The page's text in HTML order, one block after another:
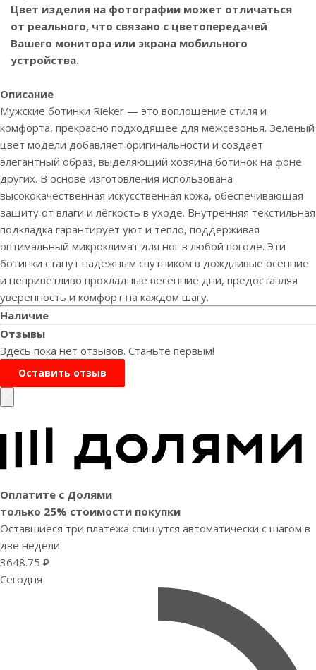
Цвет изделия на фотографии может отличаться
от реального, что связано с цветопередачей
Вашего монитора или экрана мобильного
устройства.
Описание
Мужские ботинки Rieker — это воплощение стиля и
комфорта, прекрасно подходящее для межсезонья. Зеленый
цвет модели добавляет оригинальности и создаёт
элегантный образ, выделяющий хозяина ботинок на фоне
других. В основе изготовления использована
высококачественная искусственная кожа, обеспечивающая
защиту от влаги и лёгкость в уходе. Внутренняя текстильная
подкладка гарантирует уют и тепло, поддерживая
оптимальный микроклимат для ног в любой погоде. Эти
ботинки станут надежным спутником в дождливые осенние
и неприветливо прохладные весенние дни, предоставляя
уверенность и комфорт на каждом шагу.
Наличие
Отзывы
Здесь пока нет отзывов. Станьте первым!
Оставить отзыв
Оплатите с Долями
только 25% стоимости покупки
Оставшиеся три платежа спишутся автоматически с шагом в
две недели
3648.75 ₽
Сегодня